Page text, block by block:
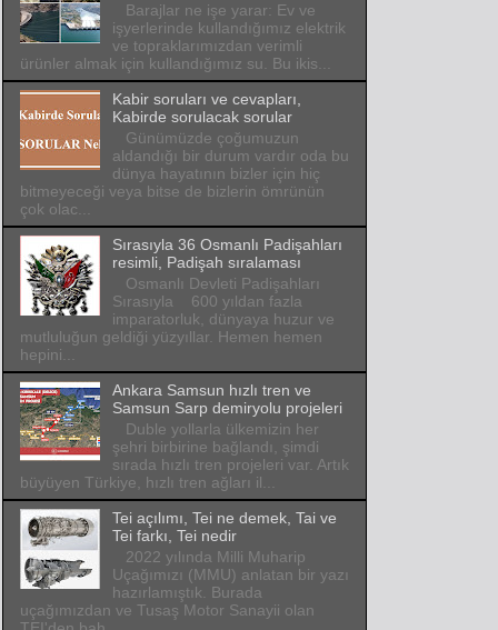
Barajlar ne işe yarar: Ev ve
işyerlerinde kullandığımız elektrik
ve topraklarımızdan verimli
ürünler almak için kullandığımız su. Bu ikis...
Kabir soruları ve cevapları,
Kabirde sorulacak sorular
Günümüzde çoğumuzun
aldandığı bir durum vardır oda bu
dünya hayatının bizler için hiç
bitmeyeceği veya bitse de bizlerin ömrünün
çok olac...
Sırasıyla 36 Osmanlı Padişahları
resimli, Padişah sıralaması
Osmanlı Devleti Padişahları
Sırasıyla 600 yıldan fazla
imparatorluk, dünyaya huzur ve
mutluluğun geldiği yüzyıllar. Hemen hemen
hepini...
Ankara Samsun hızlı tren ve
Samsun Sarp demiryolu projeleri
Duble yollarla ülkemizin her
şehri birbirine bağlandı, şimdi
sırada hızlı tren projeleri var. Artık
büyüyen Türkiye, hızlı tren ağları il...
Tei açılımı, Tei ne demek, Tai ve
Tei farkı, Tei nedir
2022 yılında Milli Muharip
Uçağımızı (MMU) anlatan bir yazı
hazırlamıştık. Burada
uçağımızdan ve Tusaş Motor Sanayii olan